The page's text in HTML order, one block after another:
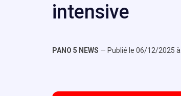
intensive
PANO 5 NEWS — Publié le 06/12/2025 à